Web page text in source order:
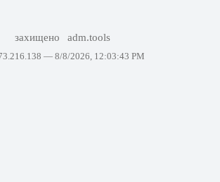
захищено adm.tools
— 8/8/2026, 12:03:43 PM